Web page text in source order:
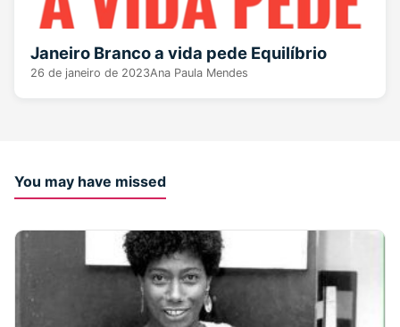
Janeiro Branco a vida pede Equilíbrio
26 de janeiro de 2023Ana Paula Mendes
You may have missed